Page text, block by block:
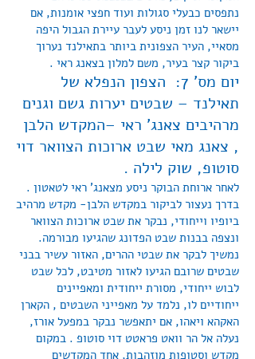
נתפסים כבעלי סגולות ועוד חפצי אומנות, אם
יישאר לנו זמן ניסע לעבר עיירת הגבול היפה
מסאיי, העיר הצפונית ביותר בתאילנד נערוך
ביקור קצר בעיר, משם למלון בצאנג ראי .
יום מס' 7: הצפון הנפלא של
תאילנד – שבטים יערות גשם וגנים
מרהיבים צאנג' ראי –המקדש הלבן
, צאנג מאי שבט ארוכות הצוואר דוי
סוטופ, שוק לילה .
לאחר ארוחת הבוקר ניסע מצאנג' ראי לטאטון .
בדרך נעצור לביקור במקדש הלבן- מקדש מרהיב
ביופיו וייחודי, נבקר את שבט ארוכות הצוואר
ונצפה בבנות שבט הפדונג שהגיעו מבורמה.
נמשיך לבקר את שבטי ההרים, האזור עשיר בבני
שבטים שרובם הגיעו לאזור מטיבט, לכל שבט
לבוש ייחודי, מסורת ייחודית ומאפיינים
ייחודיים לו, נלמד על מאפייני השבטים , הקארן
האקהא ויאהו, אם יתאפשר נבקר במפעל אורז,
נעלה אל הר וואט פראטט דוי סוטופ . במקום
מקדש וסטופות מוזהבות, אחד המקדשים